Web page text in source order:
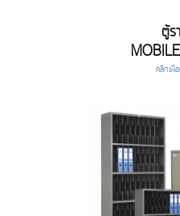
ตู้ร
คลิกเพื่